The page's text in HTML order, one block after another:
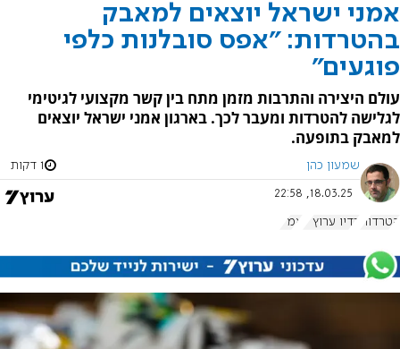
אמני ישראל יוצאים למאבק
בהטרדות: "אפס סובלנות כלפי
פוגעים"
עולם היצירה והתרבות מזמן מתח בין קשר מקצועי לגיטימי
לגלישה להטרדות ומעבר לכך. בארגון אמני ישראל יוצאים
למאבק בתופעה.
שמעון כהן 1 דקות
18.03.25, 22:58
הטרדות רדיו ערוץ 7 אמ"י